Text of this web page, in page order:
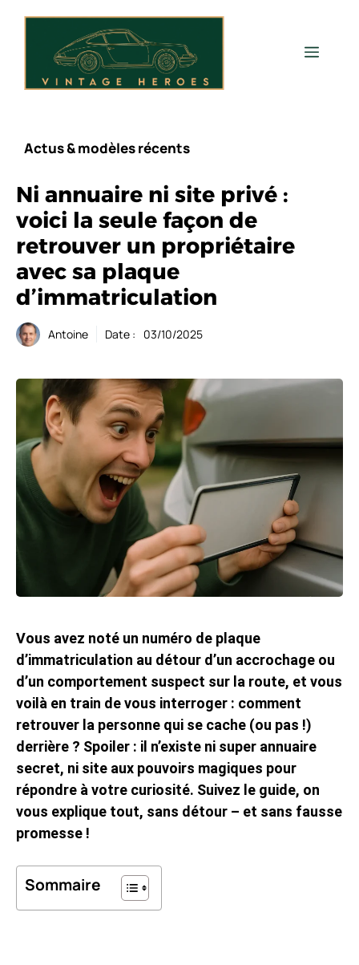
Menu
Actus & modèles récents
Ni annuaire ni site privé :
voici la seule façon de
retrouver un propriétaire
avec sa plaque
d’immatriculation
Antoine Date : 03/10/2025
Vous avez noté un numéro de plaque
d’immatriculation au détour d’un accrochage ou
d’un comportement suspect sur la route, et vous
voilà en train de vous interroger : comment
retrouver la personne qui se cache (ou pas !)
derrière ? Spoiler : il n’existe ni super annuaire
secret, ni site aux pouvoirs magiques pour
répondre à votre curiosité. Suivez le guide, on
vous explique tout, sans détour – et sans fausse
promesse !
Sommaire